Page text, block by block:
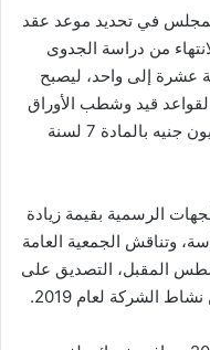
في تحديد موعد عقد
من دراسة الجدوى
عشرة إلى واحد، ليصبح
قيد وشطب الأوراق
المالية بالبورصة ليصبح أكثر من 100 مليون جنيه بالمادة 7 لسنة
الرسمية بقيمة زيادة
وتناقش الجمعية العامة
للشركة المقرر عقدها يوم 9 أغسطس المقبل، التصديق على
الشركة لعام 2019.